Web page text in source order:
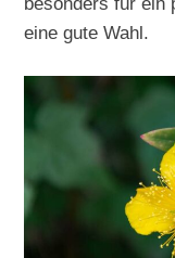
eine gute Wahl.